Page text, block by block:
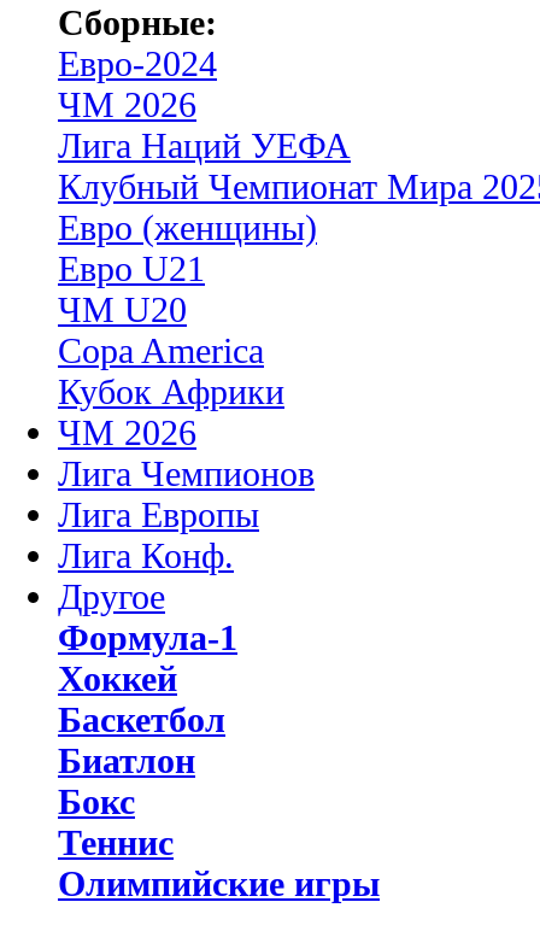
Сборные:
Евро-2024
ЧМ 2026
Лига Наций УЕФА
Клубный Чемпионат Мира
Евро (женщины)
Евро U21
ЧМ U20
Copa America
Кубок Африки
ЧМ 2026
Лига Чемпионов
Лига Европы
Лига Конф.
Другое
Формула-1
Хоккей
Баскетбол
Биатлон
Бокс
Теннис
Олимпийские игры